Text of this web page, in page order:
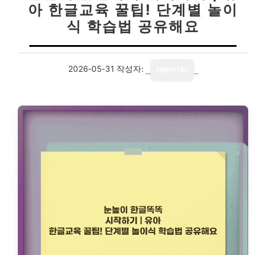
아 한글교육 꿀팁! 단계별 놀이
식 학습법 공유해요
2026-05-31 작성자: